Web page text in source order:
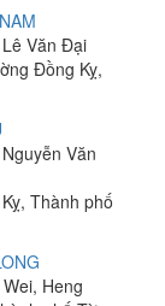
Văn Đại
Đồng Kỵ,
Văn
Thành phố
Heng